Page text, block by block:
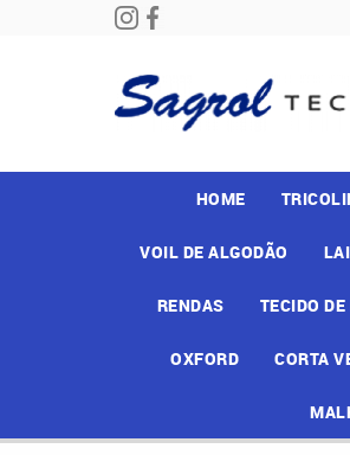
HOME
VOIL DE ALGODÃO
RENDAS TECIDO
OXFORD CORTA